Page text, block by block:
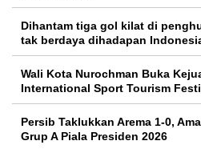
Dihantam tiga gol kilat di
tak berdaya dihadapan
Wali Kota Nurochman Buka
International Sport Tourism
Persib Taklukkan Arema 1-0,
Grup A Piala Presiden 2026